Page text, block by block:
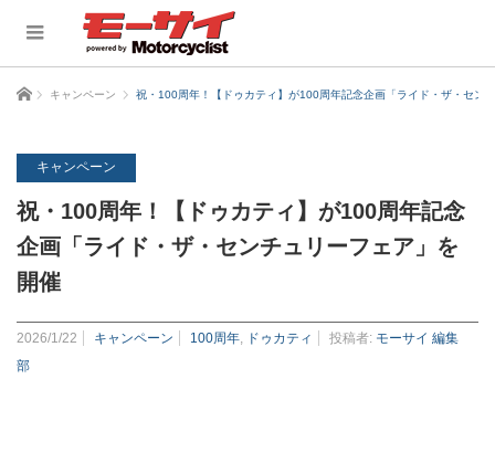
ホーム キャンペーン 祝・100周年！【ドゥカティ】が100周年記念企画「ライド・ザ・セン
キャンペーン
祝・100周年！【ドゥカティ】が100周年記念
企画「ライド・ザ・センチュリーフェア」を
開催
2026/1/22 キャンペーン 100周年 ドゥカティ 投稿者: モーサイ 編集
部